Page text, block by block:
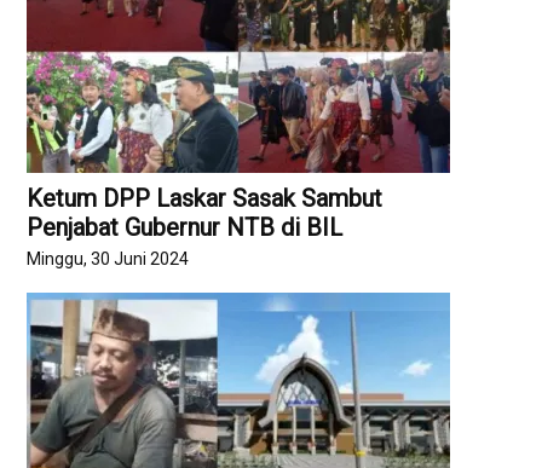
Ketum DPP Laskar Sasak Sambut
Penjabat Gubernur NTB di BIL
Minggu, 30 Juni 2024